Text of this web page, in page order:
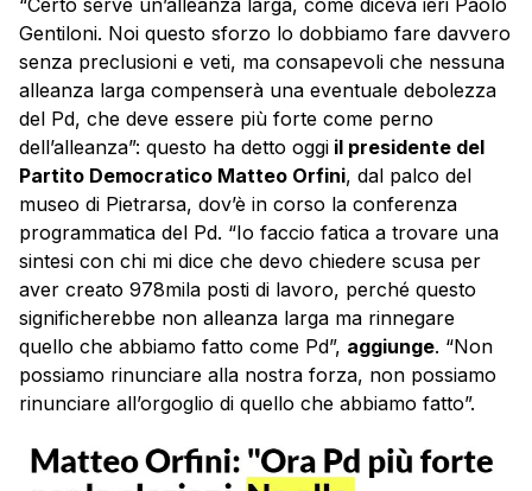
Gentiloni. Noi questo sforzo lo dobbiamo fare davvero
senza preclusioni e veti, ma consapevoli che nessuna
alleanza larga compenserà una eventuale debolezza
del Pd, che deve essere più forte come perno
dell’alleanza”: questo ha detto oggi il presidente del
Partito Democratico Matteo Orfini, dal palco del
museo di Pietrarsa, dov’è in corso la conferenza
programmatica del Pd. “Io faccio fatica a trovare una
sintesi con chi mi dice che devo chiedere scusa per
aver creato 978mila posti di lavoro, perché questo
significherebbe non alleanza larga ma rinnegare
quello che abbiamo fatto come Pd”, aggiunge. “Non
possiamo rinunciare alla nostra forza, non possiamo
rinunciare all’orgoglio di quello che abbiamo fatto”.